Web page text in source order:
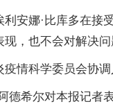
安娜·比库多在
，也不会对解决问
情科学委员会协
德希尔对本报记